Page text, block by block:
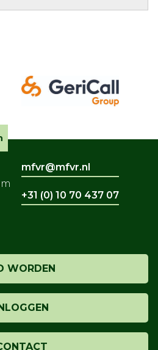
WORDEN
mfvr@mfvr.nl
+31 (0) 10 70 437 07